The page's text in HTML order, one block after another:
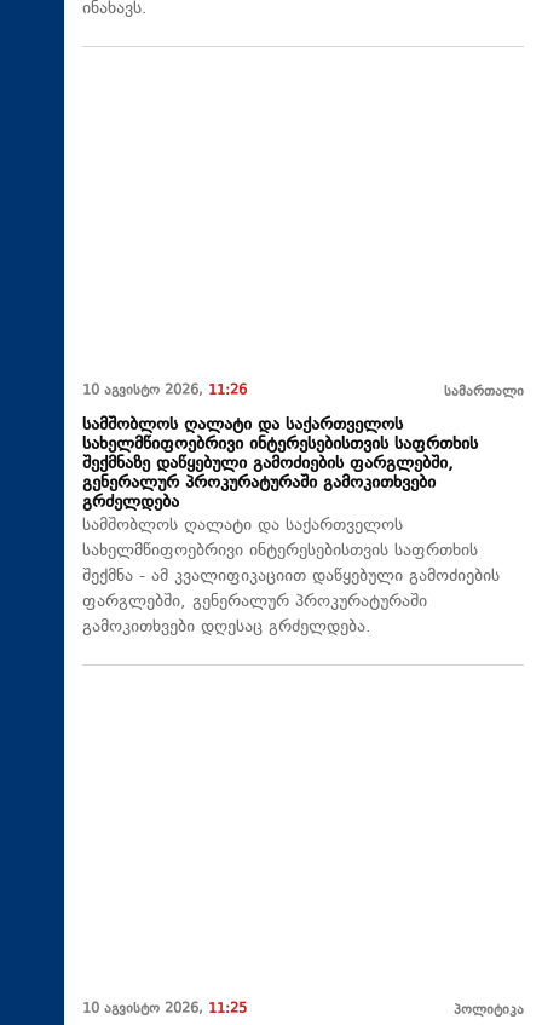
ინახავს.
10 აგვისტო 2026, 11:26 სამართალი
სამშობლოს ღალატი და საქართველოს
სახელმწიფოებრივი ინტერესებისთვის საფრთხის
შექმნაზე დაწყებული გამოძიების ფარგლებში,
გენერალურ პროკურატურაში გამოკითხვები
გრძელდება
სამშობლოს ღალატი და საქართველოს
სახელმწიფოებრივი ინტერესებისთვის საფრთხის
შექმნა - ამ კვალიფიკაციით დაწყებული გამოძიების
ფარგლებში, გენერალურ პროკურატურაში
გამოკითხვები დღესაც გრძელდება.
10 აგვისტო 2026, 11:25 პოლიტიკა